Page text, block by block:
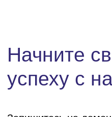
© umg 2025
Политика конфиденциальности